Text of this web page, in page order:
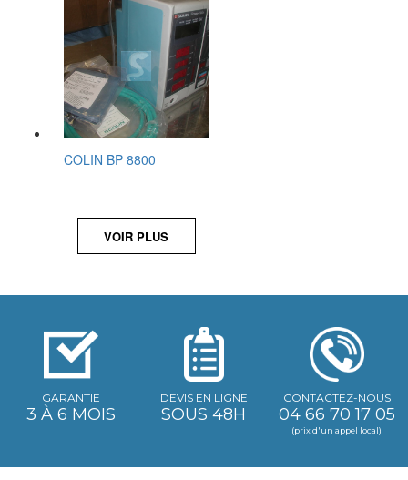
COLIN BP 8800
VOIR PLUS
GARANTIE
3 À 6 MOIS
DEVIS EN LIGNE
SOUS 48H
CONTACTEZ-NOUS
04 66 70 17 05
(prix d'un appel local)